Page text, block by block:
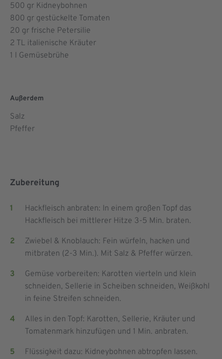
500 gr Kidneybohnen
800 gr gestückelte Tomaten
20 gr frische Petersilie
2 TL italienische Kräuter
1 l Gemüsebrühe
Außerdem
Salz
Pfeffer
Zubereitung
Hackfleisch anbraten: In einem großen Topf das
Hackfleisch bei mittlerer Hitze 3-5 Min. braten.
Zwiebel & Knoblauch: Fein würfeln, hacken und
mitbraten (2-3 Min.). Mit Salz & Pfeffer würzen.
Gemüse vorbereiten: Karotten vierteln und klein
schneiden, Sellerie in Scheiben schneiden, Weißkohl
in feine Streifen schneiden.
Alles in den Topf: Karotten, Sellerie, Kräuter und
Tomatenmark hinzufügen und 1 Min. anbraten.
Flüssigkeit dazu: Kidneybohnen abtropfen lassen.